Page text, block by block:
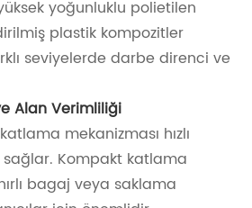
yoğunluklu polietilen
plastik kompozitler
seviyelerde darbe direnci ve
Alan Verimliliği
mekanizması hızlı
Kompakt katlama
bagaj veya saklama